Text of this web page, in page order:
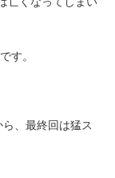
す。
、最終回は猛ス